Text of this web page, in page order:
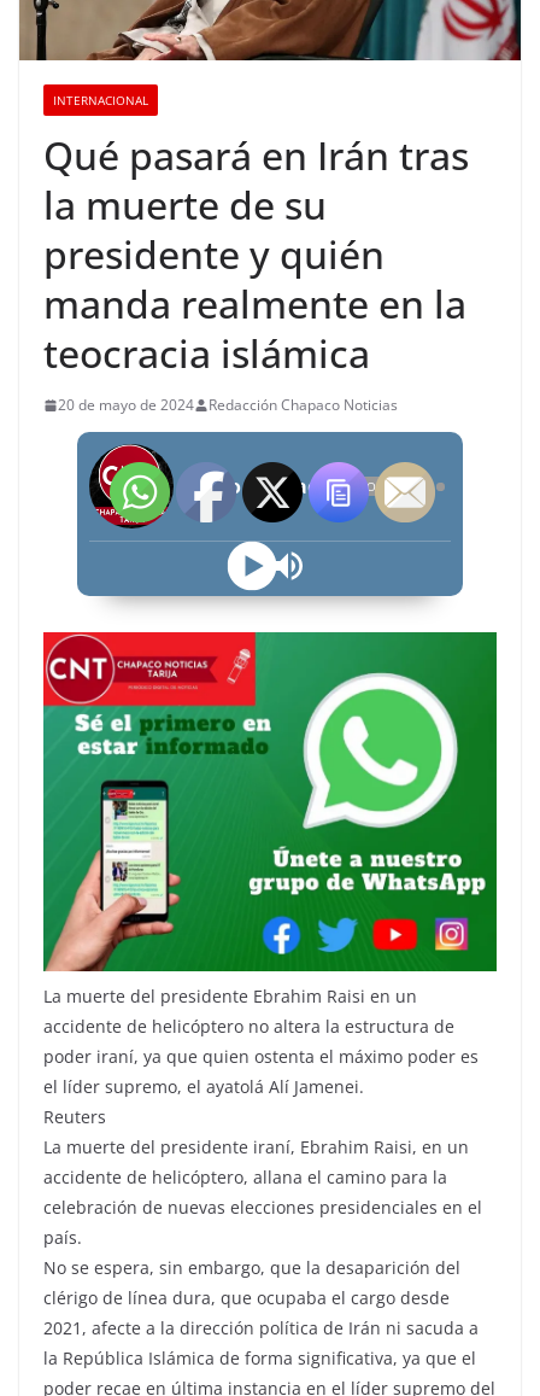
INTERNACIONAL
Qué pasará en Irán tras
la muerte de su
presidente y quién
manda realmente en la
teocracia islámica
20 de mayo de 2024 Redacción Chapaco Noticias
Radio Chapaco Noticias Las 24 horas en vivo OFFLINE
La muerte del presidente Ebrahim Raisi en un
accidente de helicóptero no altera la estructura de
poder iraní, ya que quien ostenta el máximo poder es
el líder supremo, el ayatolá Alí Jamenei.
Reuters
La muerte del presidente iraní, Ebrahim Raisi, en un
accidente de helicóptero, allana el camino para la
celebración de nuevas elecciones presidenciales en el
país.
No se espera, sin embargo, que la desaparición del
clérigo de línea dura, que ocupaba el cargo desde
2021, afecte a la dirección política de Irán ni sacuda a
la República Islámica de forma significativa, ya que el
poder recae en última instancia en el líder supremo del